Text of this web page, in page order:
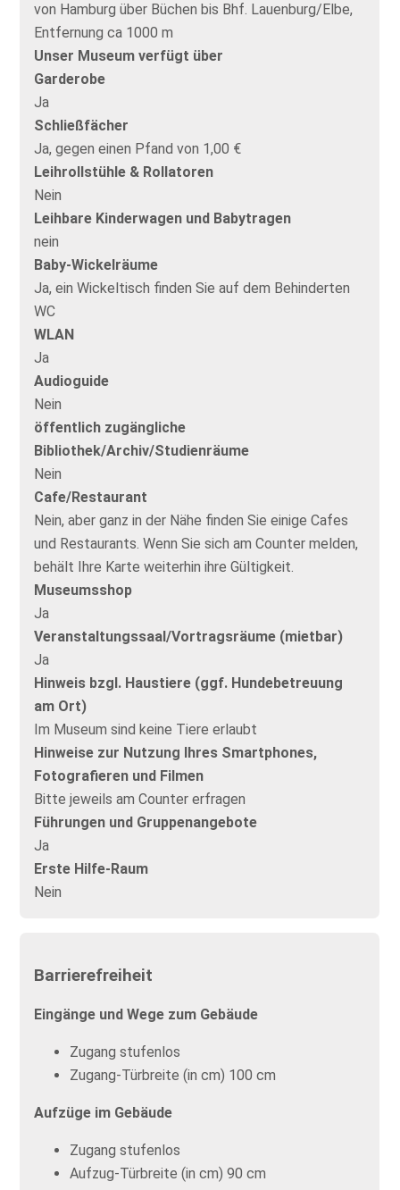
von Hamburg über Büchen bis Bhf. Lauenburg/Elbe,
Entfernung ca 1000 m
Unser Museum verfügt über
Garderobe
Ja
Schließfächer
Ja, gegen einen Pfand von 1,00 €
Leihrollstühle & Rollatoren
Nein
Leihbare Kinderwagen und Babytragen
nein
Baby-Wickelräume
Ja, ein Wickeltisch finden Sie auf dem Behinderten
WC
WLAN
Ja
Audioguide
Nein
öffentlich zugängliche
Bibliothek/Archiv/Studienräume
Nein
Cafe/Restaurant
Nein, aber ganz in der Nähe finden Sie einige Cafes
und Restaurants. Wenn Sie sich am Counter melden,
behält Ihre Karte weiterhin ihre Gültigkeit.
Museumsshop
Ja
Veranstaltungssaal/Vortragsräume (mietbar)
Ja
Hinweis bzgl. Haustiere (ggf. Hundebetreuung
am Ort)
Im Museum sind keine Tiere erlaubt
Hinweise zur Nutzung Ihres Smartphones,
Fotografieren und Filmen
Bitte jeweils am Counter erfragen
Führungen und Gruppenangebote
Ja
Erste Hilfe-Raum
Nein
Barrierefreiheit
Eingänge und Wege zum Gebäude
Zugang stufenlos
Zugang-Türbreite (in cm) 100 cm
Aufzüge im Gebäude
Zugang stufenlos
Aufzug-Türbreite (in cm) 90 cm